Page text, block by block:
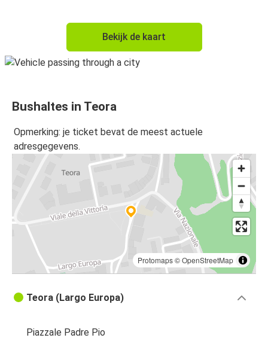
Bekijk de kaart
Bushaltes in Teora
Opmerking: je ticket bevat de meest actuele
adresgegevens.
Protomaps©OpenStreetMap
Teora (Largo Europa)
Piazzale Padre Pio